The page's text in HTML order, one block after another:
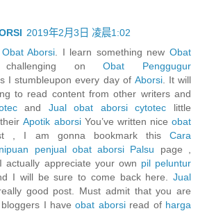
2019年2月3日 凌晨1:02
Aborsi . I learn something newObat
onObat Penggugur
I stumbleupon every day of Aborsi. It will
to read content from other writers and
and Jual obat aborsi cytotec little
theirApotik aborsiYou’ve written nice obat
, I am gonna bookmark thisCara
penjual obat aborsi Palsu page ,
actually appreciate your own pil peluntur
I will be sure to come back here. Jual
good post. Must admit that you are
I haveobat aborsiread of harga